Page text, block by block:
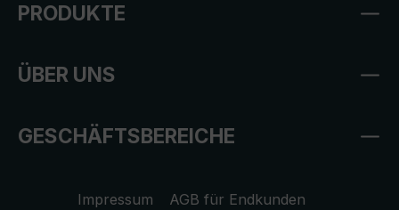
PRODUKTE
ÜBER UNS
GESCHÄFTSBEREICHE
Impressum
AGB für Endkunden